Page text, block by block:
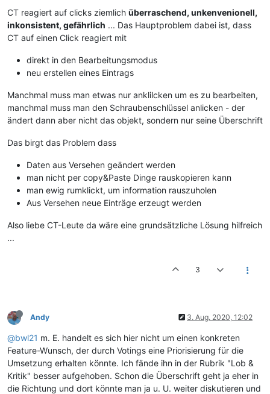
CT reagiert auf clicks ziemlich überraschend, unkenvenionell,
inkonsistent, gefährlich ... Das Hauptproblem dabei ist, dass
CT auf einen Click reagiert mit
direkt in den Bearbeitungsmodus
neu erstellen eines Eintrags
Manchmal muss man etwas nur anklilcken um es zu bearbeiten,
manchmal muss man den Schraubenschlüssel anlicken - der
ändert dann aber nicht das objekt, sondern nur seine Überschrift
Das birgt das Problem dass
Daten aus Versehen geändert werden
man nicht per copy&Paste Dinge rauskopieren kann
man ewig rumklickt, um information rauszuholen
Aus Versehen neue Einträge erzeugt werden
Also liebe CT-Leute da wäre eine grundsätzliche Lösung hilfreich
...
3
Andy 3. Aug. 2020, 12:02
@bwl21 m. E. handelt es sich hier nicht um einen konkreten
Feature-Wunsch, der durch Votings eine Priorisierung für die
Umsetzung erhalten könnte. Ich fände ihn in der Rubrik "Lob &
Kritik" besser aufgehoben. Schon die Überschrift geht ja eher in
die Richtung und dort könnte man ja u. U. weiter diskutieren und